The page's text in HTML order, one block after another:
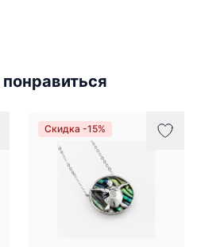
Скидка -15%